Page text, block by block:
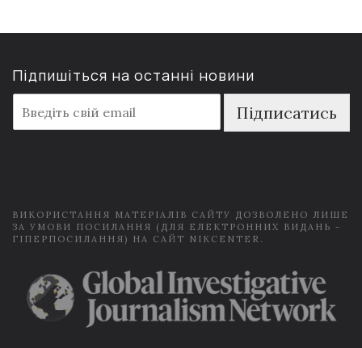
Підпишіться на останні новини
m
a
Підписатись
ВИКОРИСТАННЯ МАТЕРІАЛІВ САЙТУ ДОЗВОЛЕНО ЛИШЕ
ЗА УМОВИ ПОСИЛАННЯ (ДЛЯ ЕЛЕКТРОННИХ ВИДАНЬ -
ГІПЕРПОСИЛАННЯ) НА САЙТ NIKCENTER.